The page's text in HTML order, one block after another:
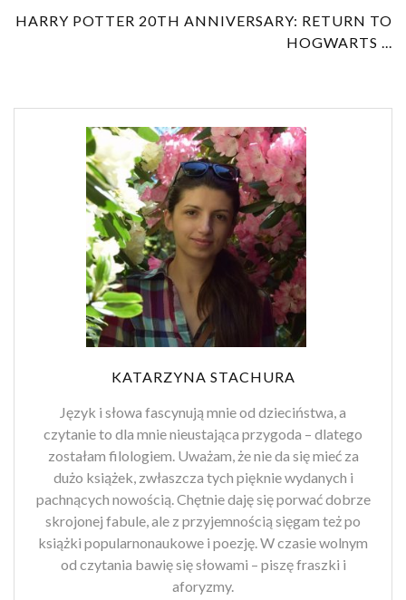
HARRY POTTER 20TH ANNIVERSARY: RETURN TO
HOGWARTS ...
KATARZYNA STACHURA
Język i słowa fascynują mnie od dzieciństwa, a
czytanie to dla mnie nieustająca przygoda – dlatego
zostałam filologiem. Uważam, że nie da się mieć za
dużo książek, zwłaszcza tych pięknie wydanych i
pachnących nowością. Chętnie daję się porwać dobrze
skrojonej fabule, ale z przyjemnością sięgam też po
książki popularnonaukowe i poezję. W czasie wolnym
od czytania bawię się słowami – piszę fraszki i
aforyzmy.